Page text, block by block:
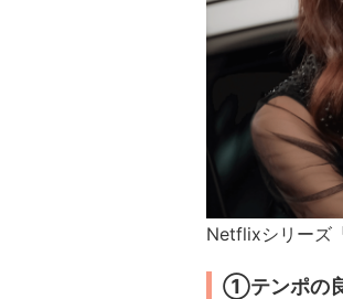
Netflixシリーズ
①テンポの